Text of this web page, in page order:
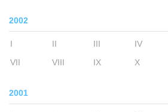
2002
I II III IV
VII
VIII IX X
2001